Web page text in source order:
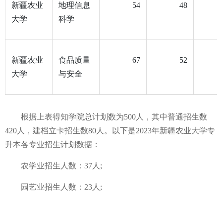
新疆农业
大学
地理信息
科学
54 48
新疆农业
大学
食品质量
与安全
67 52
根据上表得知学院总计划数为500人，其中普通招生数
420人，建档立卡招生数80人。以下是2023年新疆农业大学专
升本各专业招生计划数据：
农学业招生人数：37人;
园艺业招生人数：23人;